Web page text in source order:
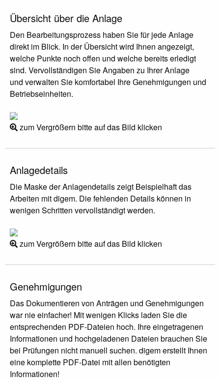
Übersicht über die Anlage
Den Bearbeitungsprozess haben Sie für jede Anlage
direkt im Blick. In der Übersicht wird Ihnen angezeigt,
welche Punkte noch offen und welche bereits erledigt
sind. Vervollständigen Sie Angaben zu Ihrer Anlage
und verwalten Sie komfortabel Ihre Genehmigungen und
Betriebseinheiten.
zum Vergrößern bitte auf das Bild klicken
Anlagedetails
Die Maske der Anlagendetails zeigt Beispielhaft das
Arbeiten mit digem. Die fehlenden Details können in
wenigen Schritten vervollständigt werden.
zum Vergrößern bitte auf das Bild klicken
Genehmigungen
Das Dokumentieren von Anträgen und Genehmigungen
war nie einfacher! Mit wenigen Klicks laden Sie die
entsprechenden PDF-Dateien hoch. Ihre eingetragenen
Informationen und hochgeladenen Dateien brauchen Sie
bei Prüfungen nicht manuell suchen. digem erstellt Ihnen
eine komplette PDF-Datei mit allen benötigten
Informationen!